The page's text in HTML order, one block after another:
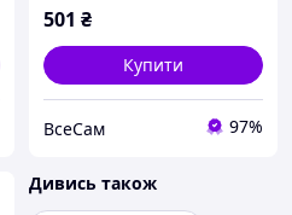
501 ₴
Купити
ВсеСам 97%
Дивись також